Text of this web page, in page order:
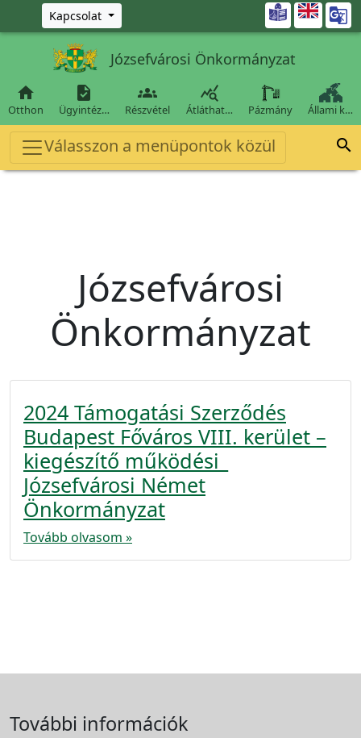
Ugrás a fő tartalomra
Kapcsolat 
Józsefvárosi Önkormányzat

Otthon

Ügyintéz…

Részvétel

Átláthat… Pázmány Állami k…
Válasszon a menüpontok közül 
Józsefvárosi
Önkormányzat
2024 Támogatási Szerződés
Budapest Főváros VIII. kerület –
kiegészítő működési_
Józsefvárosi Német
Önkormányzat
Tovább olvasom »
További információk